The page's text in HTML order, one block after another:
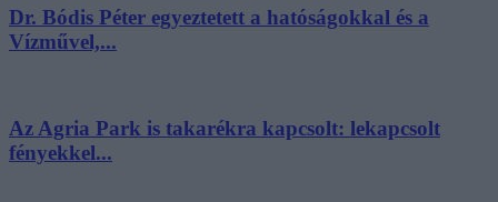
Dr. Bódis Péter egyeztetett a hatóságokkal és a
Vízművel,...
Az Agria Park is takarékra kapcsolt: lekapcsolt
fényekkel...